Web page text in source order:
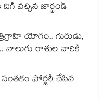
వచ్చిన జార్ఖండ్
యోగం.. గురుడు,
నాలుగు రాశుల వారికి
ఫోర్జరీ చేసిన